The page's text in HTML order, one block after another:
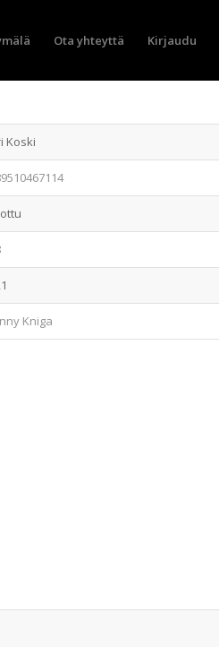
Ota yhteyttä Kirjaudu
Koski
Kniga